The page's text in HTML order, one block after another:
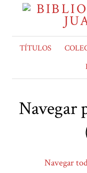
TÍTULOS
Navegar
Navegar